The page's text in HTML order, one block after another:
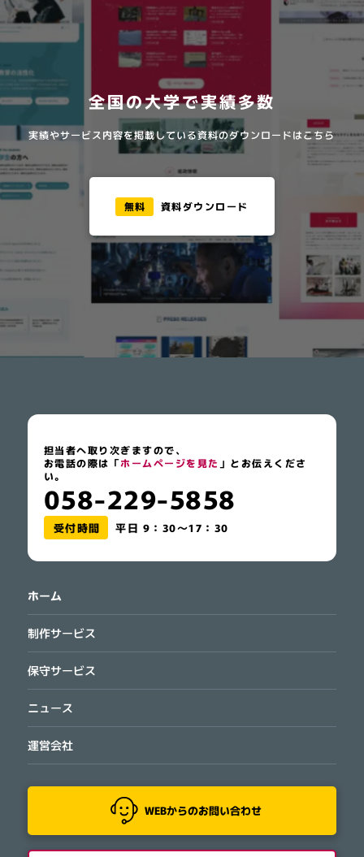
全国の大学で実績多数
実績やサービス内容を掲載している資料のダウンロードはこちら
無料 資料ダウンロード
担当者へ取り次ぎますので、
お電話の際は「ホームページを見た 」とお伝えくださ
い。
058-229-5858
受付時間 平日 9：30～17：30
ホーム
制作サービス
保守サービス
ニュース
運営会社
WEBからのお問い合わせ